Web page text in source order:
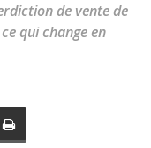
de vente de
qui change en